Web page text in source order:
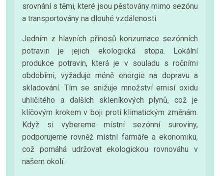
srovnání s těmi, které jsou pěstovány mimo sezónu
a transportovány na dlouhé vzdálenosti.
Jedním z hlavních přínosů konzumace sezónních
potravin je jejich ekologická stopa. Lokální
produkce potravin, která je v souladu s ročními
obdobími, vyžaduje méně energie na dopravu a
skladování. Tím se snižuje množství emisí oxidu
uhličitého a dalších skleníkových plynů, což je
klíčovým krokem v boji proti klimatickým změnám.
Když si vybereme místní sezónní suroviny,
podporujeme rovněž místní farmáře a ekonomiku,
což pomáhá udržovat ekologickou rovnováhu v
našem okolí.